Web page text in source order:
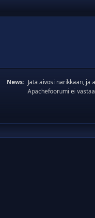
News: Jätä aivosi narikkaan, ja
Apachefoorumi ei